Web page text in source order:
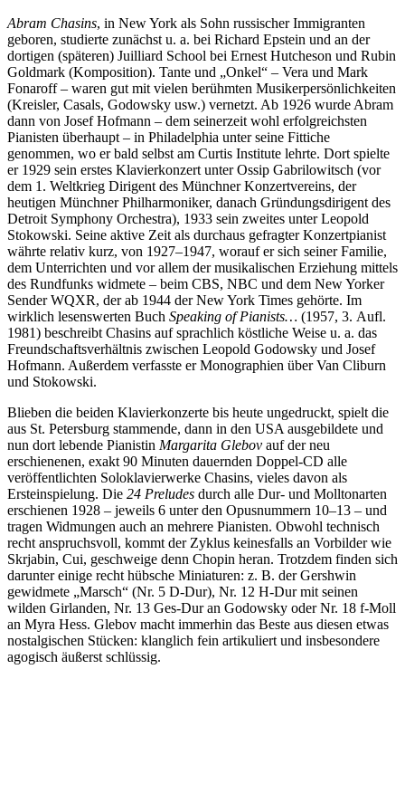
Abram Chasins, in New York als Sohn russischer Immigranten
geboren, studierte zunächst u. a. bei Richard Epstein und an der
dortigen (späteren) Juilliard School bei Ernest Hutcheson und Rubin
Goldmark (Komposition). Tante und „Onkel“ – Vera und Mark
Fonaroff – waren gut mit vielen berühmten Musikerpersönlichkeiten
(Kreisler, Casals, Godowsky usw.) vernetzt. Ab 1926 wurde Abram
dann von Josef Hofmann – dem seinerzeit wohl erfolgreichsten
Pianisten überhaupt – in Philadelphia unter seine Fittiche
genommen, wo er bald selbst am Curtis Institute lehrte. Dort spielte
er 1929 sein erstes Klavierkonzert unter Ossip Gabrilowitsch (vor
dem 1. Weltkrieg Dirigent des Münchner Konzertvereins, der
heutigen Münchner Philharmoniker, danach Gründungsdirigent des
Detroit Symphony Orchestra), 1933 sein zweites unter Leopold
Stokowski. Seine aktive Zeit als durchaus gefragter Konzertpianist
währte relativ kurz, von 1927–1947, worauf er sich seiner Familie,
dem Unterrichten und vor allem der musikalischen Erziehung mittels
des Rundfunks widmete – beim CBS, NBC und dem New Yorker
Sender WQXR, der ab 1944 der New York Times gehörte. Im
wirklich lesenswerten Buch Speaking of Pianists… (1957, 3. Aufl.
1981) beschreibt Chasins auf sprachlich köstliche Weise u. a. das
Freundschaftsverhältnis zwischen Leopold Godowsky und Josef
Hofmann. Außerdem verfasste er Monographien über Van Cliburn
und Stokowski.
Blieben die beiden Klavierkonzerte bis heute ungedruckt, spielt die
aus St. Petersburg stammende, dann in den USA ausgebildete und
nun dort lebende Pianistin Margarita Glebov auf der neu
erschienenen, exakt 90 Minuten dauernden Doppel-CD alle
veröffentlichten Soloklavierwerke Chasins, vieles davon als
Ersteinspielung. Die 24 Preludes durch alle Dur- und Molltonarten
erschienen 1928 – jeweils 6 unter den Opusnummern 10–13 – und
tragen Widmungen auch an mehrere Pianisten. Obwohl technisch
recht anspruchsvoll, kommt der Zyklus keinesfalls an Vorbilder wie
Skrjabin, Cui, geschweige denn Chopin heran. Trotzdem finden sich
darunter einige recht hübsche Miniaturen: z. B. der Gershwin
gewidmete „Marsch“ (Nr. 5 D-Dur), Nr. 12 H-Dur mit seinen
wilden Girlanden, Nr. 13 Ges-Dur an Godowsky oder Nr. 18 f-Moll
an Myra Hess. Glebov macht immerhin das Beste aus diesen etwas
nostalgischen Stücken: klanglich fein artikuliert und insbesondere
agogisch äußerst schlüssig.